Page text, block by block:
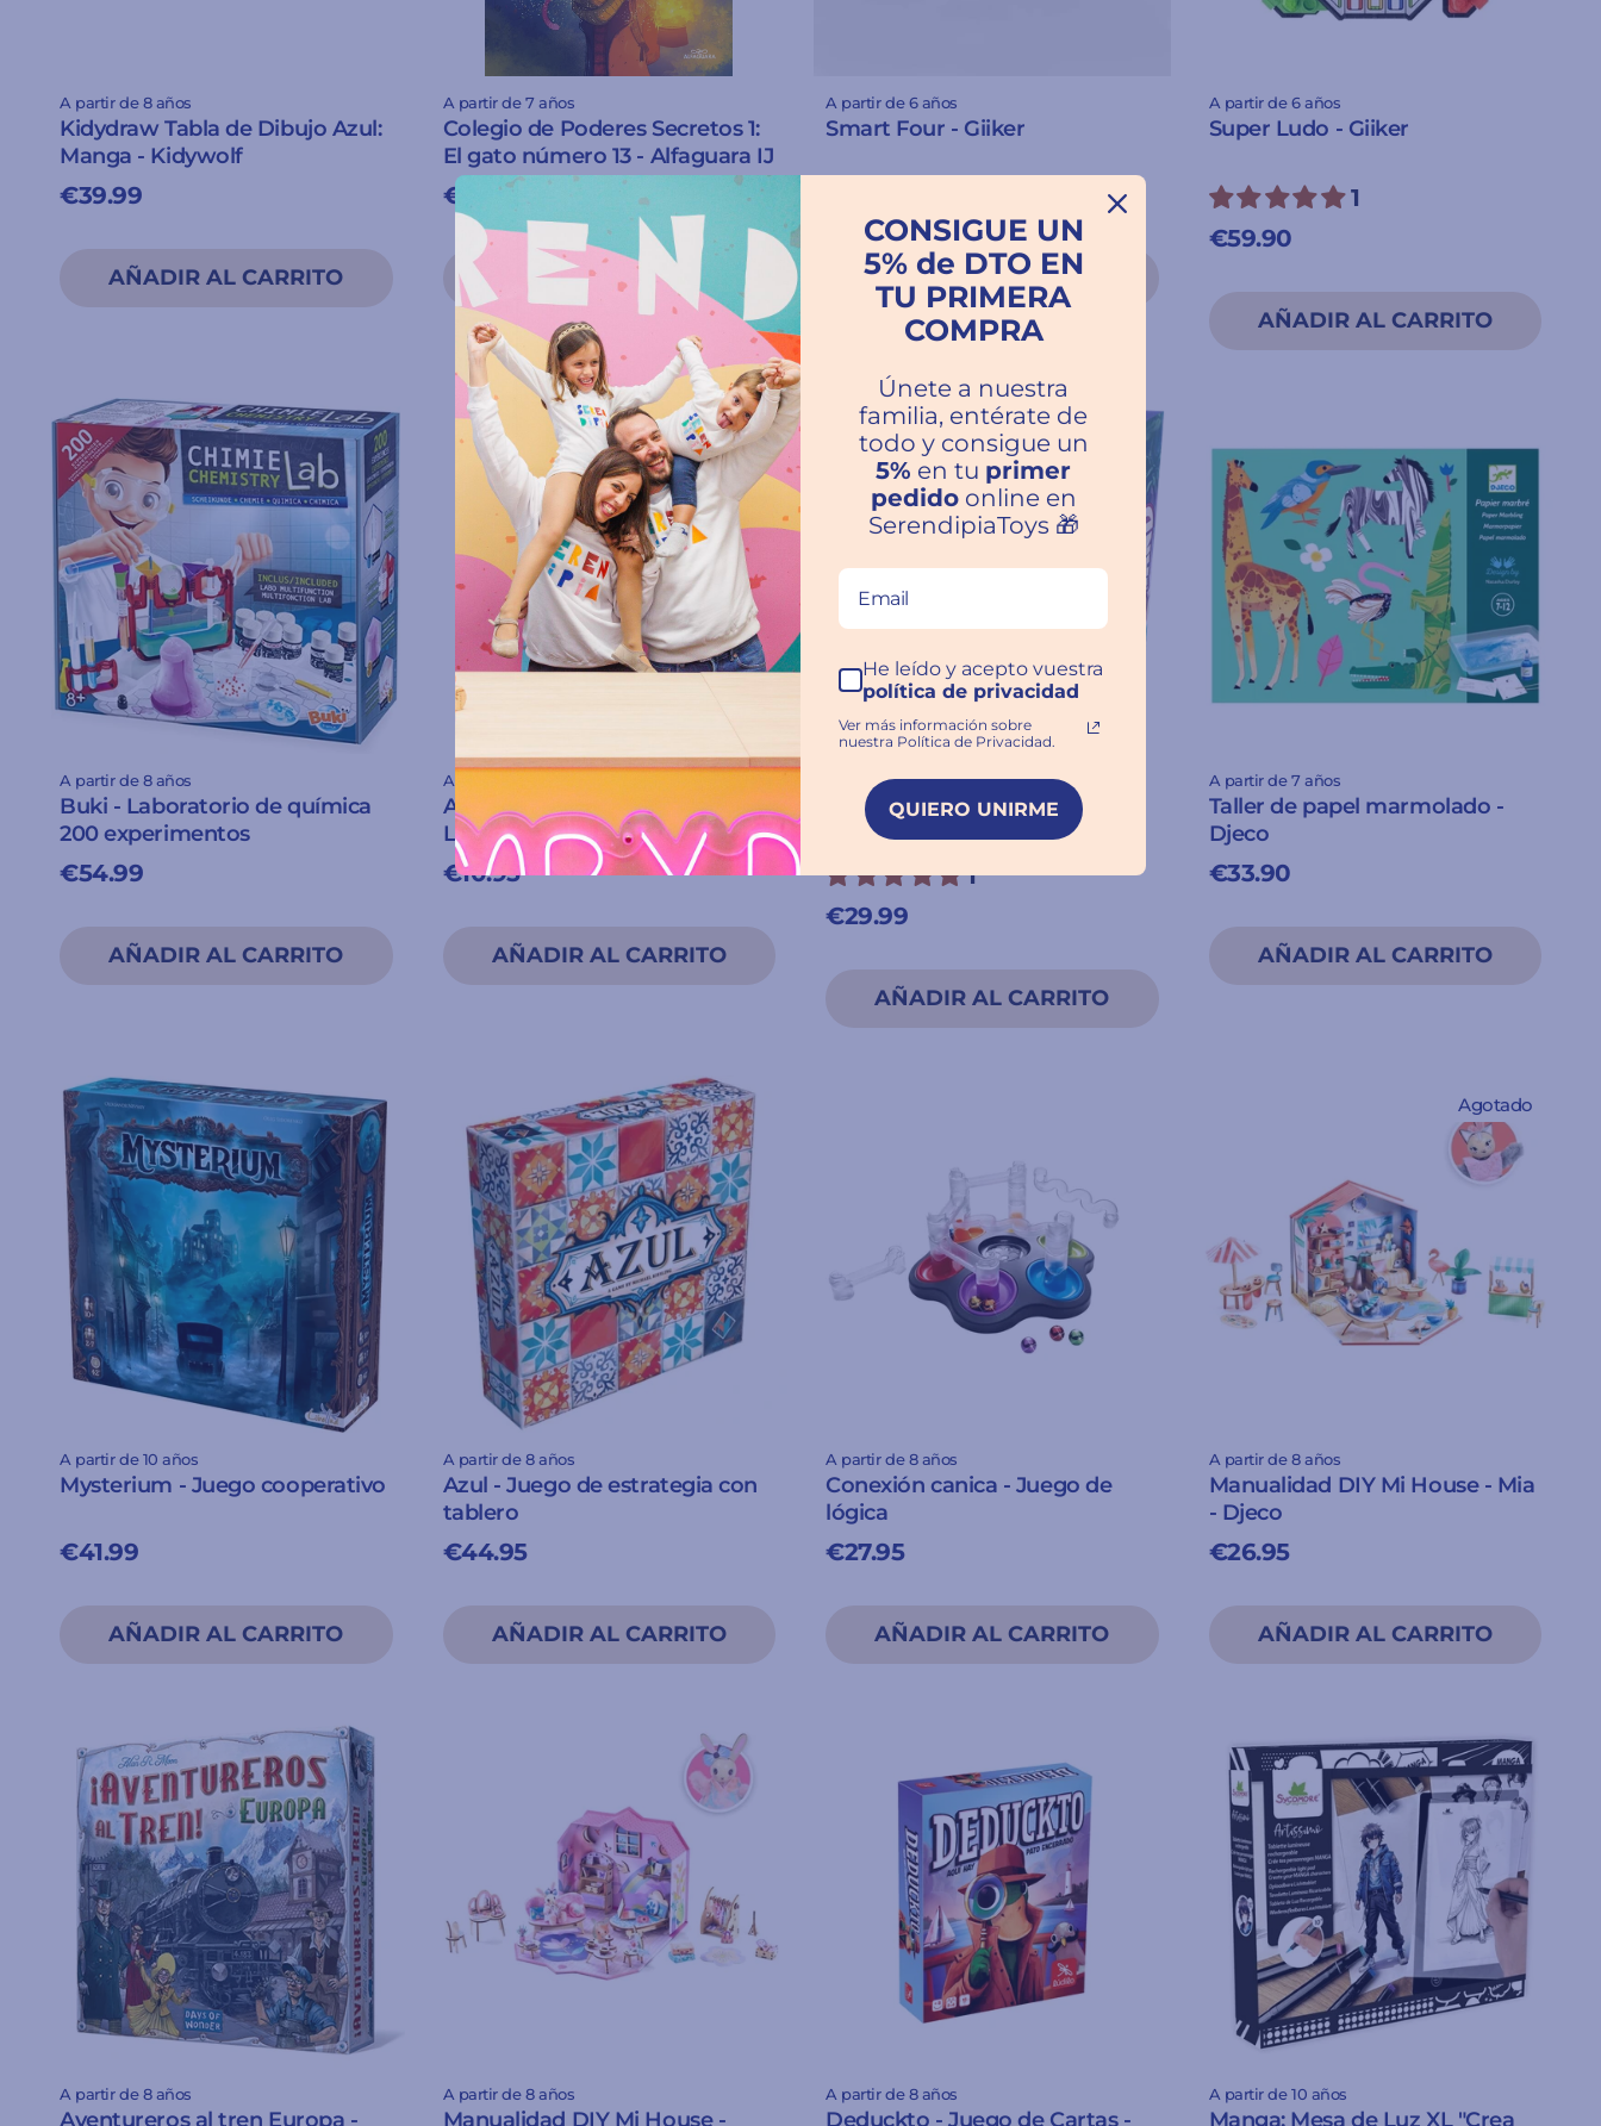
A partir de 8 años
Kidydraw Tabla de Dibujo Azul:
Manga - Kidywolf
€39.99
A partir de 7 años
Colegio de Poderes Secretos 1:
El gato número 13 - Alfaguara IJ
€10.95
A partir de 6 años
Smart Four - Giiker
A partir de 6 años
Super Ludo - Giiker
1
€59.90
A partir de 8 años
Buki - Laboratorio de química
200 experimentos
€54.99
A partir de 6 años
Anna Kadabra 1: El Club de la
Luna Llena - Destino
€10.95
A partir de 8 años
Survive The Island
1
€29.99
A partir de 7 años
Taller de papel marmolado -
Djeco
€33.90
A partir de 10 años
Mysterium - Juego cooperativo
€41.99
A partir de 8 años
Azul - Juego de estrategia con
tablero
€44.95
A partir de 8 años
Conexión canica - Juego de
lógica
€27.95
Agotado
A partir de 8 años
Manualidad DIY Mi House - Mia
- Djeco
€26.95
A partir de 8 años
Aventureros al tren Europa -
A partir de 8 años
Manualidad DIY Mi House -
A partir de 8 años
Deduckto - Juego de Cartas -
A partir de 10 años
Manga: Mesa de Luz XL "Crea
CONSIGUE UN
5% de DTO EN
TU PRIMERA
COMPRA
Únete a nuestra
familia, entérate de
todo y consigue un
5% en tu primer
pedidoonline en
SerendipiaToys 🎁
He leído y acepto vuestra
política de privacidad
Ver más información sobre
nuestra Política de Privacidad.
QUIERO UNIRME